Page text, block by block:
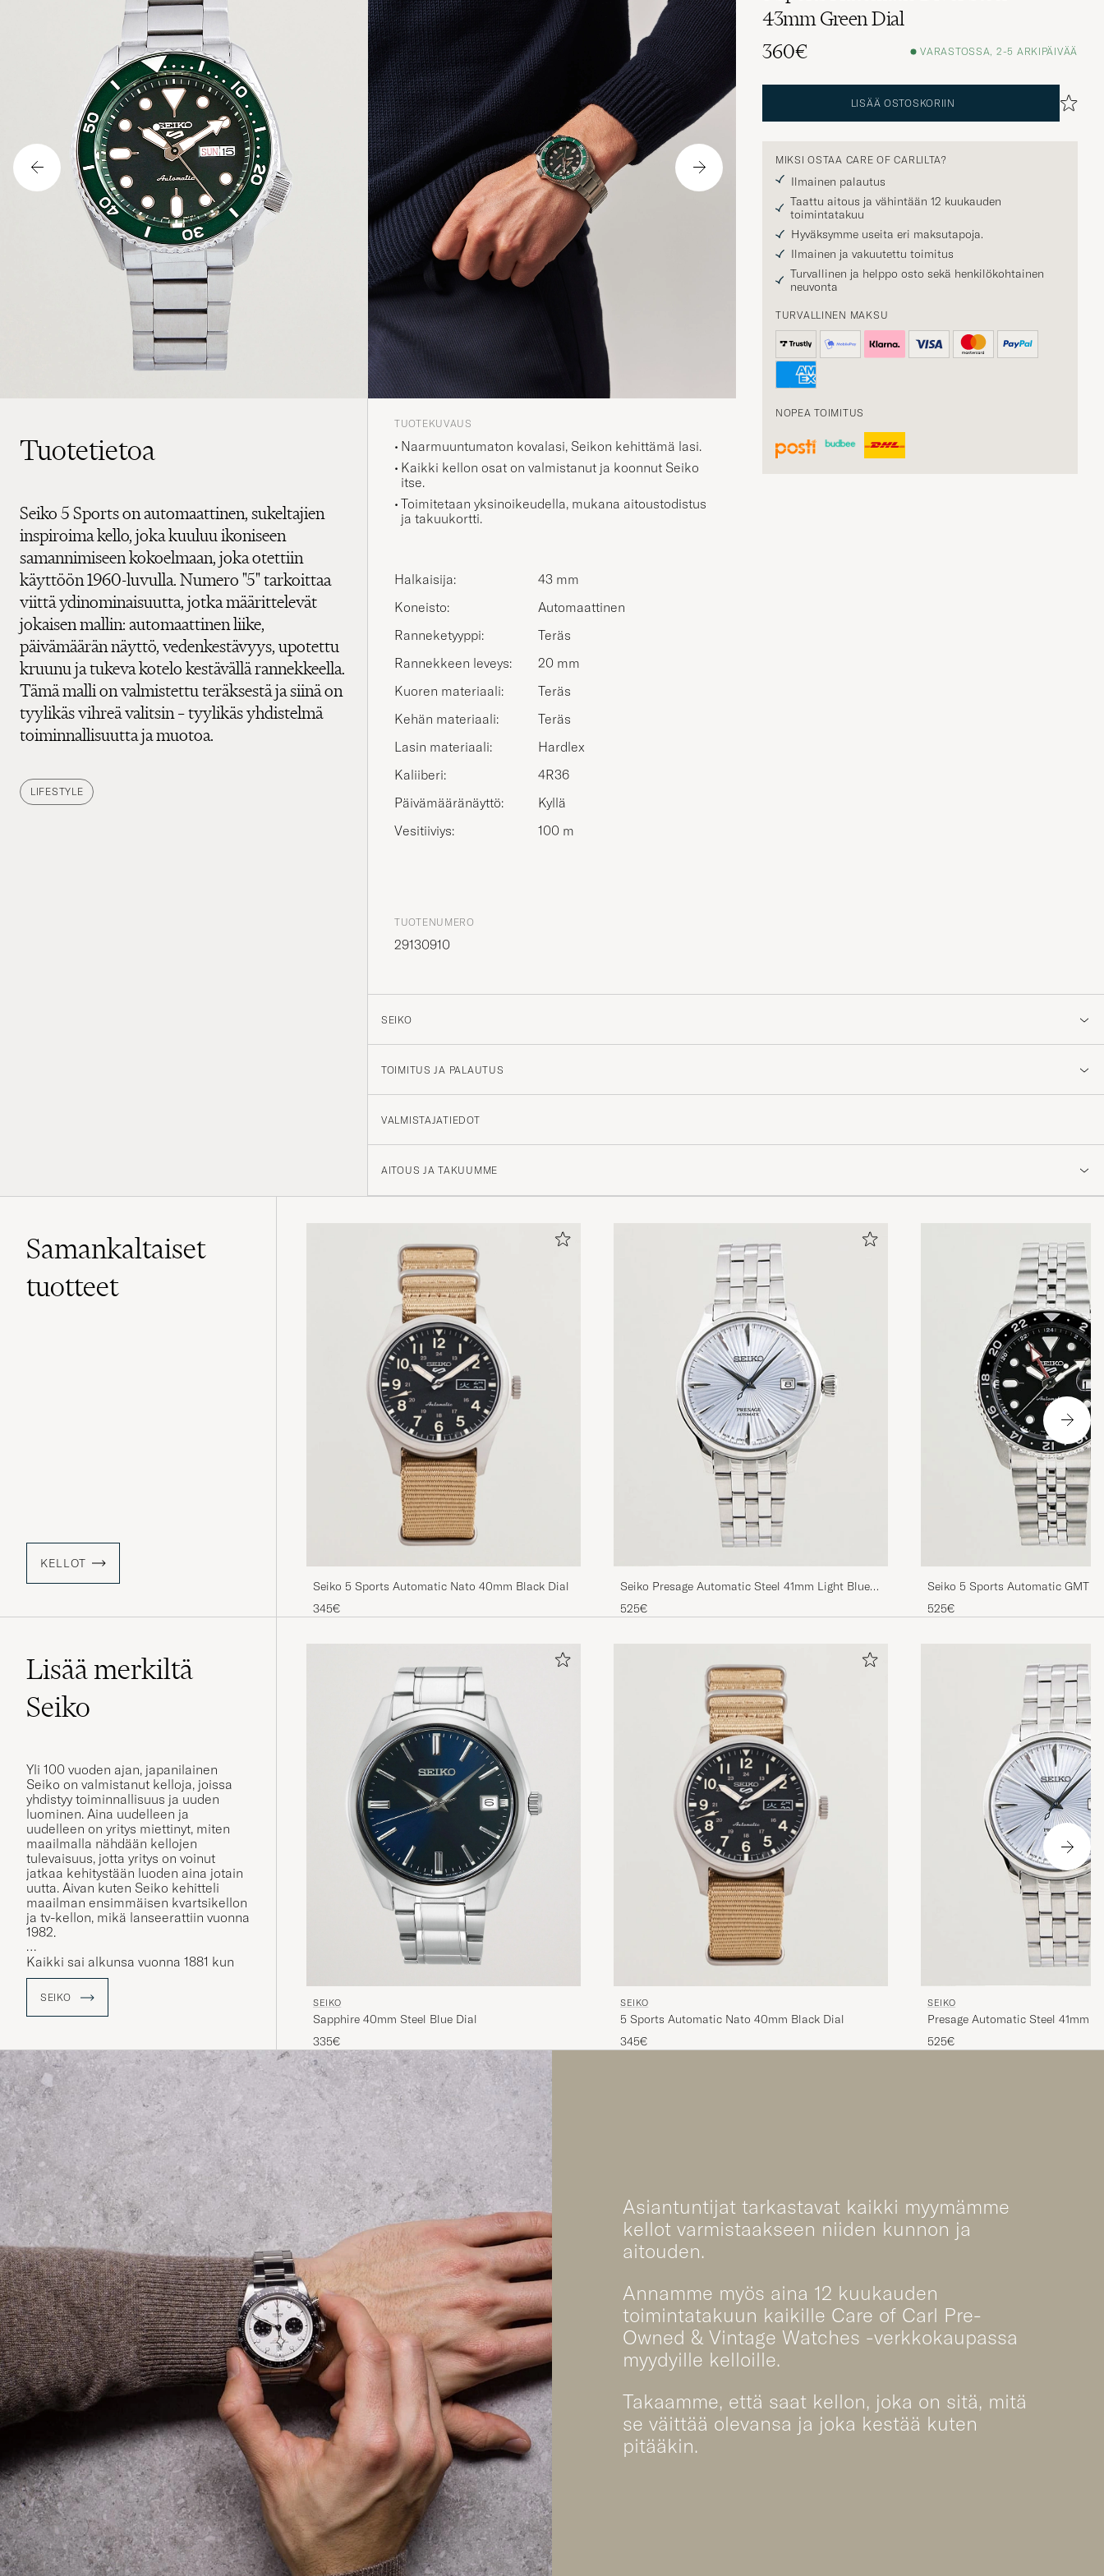
43mm Green Dial
360€
VARASTOSSA, 2-5 ARKIPÄIVÄÄ
LISÄÄ OSTOSKORIIN
MIKSI OSTAA CARE OF CARLILTA?
Ilmainen palautus
Taattu aitous ja vähintään 12 kuukauden
toimintatakuu
Hyväksymme useita eri maksutapoja.
Ilmainen ja vakuutettu toimitus
Turvallinen ja helppo osto sekä henkilökohtainen
neuvonta
TURVALLINEN MAKSU
NOPEA TOIMITUS
Tuotetietoa
Seiko 5 Sports on automaattinen, sukeltajien
inspiroima kello, joka kuuluu ikoniseen
samannimiseen kokoelmaan, joka otettiin
käyttöön 1960-luvulla. Numero "5" tarkoittaa
viittä ydinominaisuutta, jotka määrittelevät
jokaisen mallin: automaattinen liike,
päivämäärän näyttö, vedenkestävyys, upotettu
kruunu ja tukeva kotelo kestävällä rannekkeella.
Tämä malli on valmistettu teräksestä ja siinä on
tyylikäs vihreä valitsin – tyylikäs yhdistelmä
toiminnallisuutta ja muotoa.
LIFESTYLE
TUOTEKUVAUS
Naarmuuntumaton kovalasi, Seikon kehittämä lasi.
Kaikki kellon osat on valmistanut ja koonnut Seiko
itse.
Toimitetaan yksinoikeudella, mukana aitoustodistus
ja takuukortti.
Halkaisija:
43 mm
Koneisto:
Automaattinen
Ranneketyyppi:
Teräs
Rannekkeen leveys:
20 mm
Kuoren materiaali:
Teräs
Kehän materiaali:
Teräs
Lasin materiaali:
Hardlex
Kaliiberi:
4R36
Päivämääränäyttö:
Kyllä
Vesitiiviys:
100 m
TUOTENUMERO
29130910
SEIKO
TOIMITUS JA PALAUTUS
VALMISTAJATIEDOT
AITOUS JA TAKUUMME
Samankaltaiset
tuotteet
KELLOT
Seiko 5 Sports Automatic Nato 40mm Black Dial
345€
Seiko Presage Automatic Steel 41mm Light Blue
Dial
525€
Seiko 5 Sports Automatic GMT
Black Dial
525€
Lisää merkiltä
Seiko
Yli 100 vuoden ajan, japanilainen
Seiko on valmistanut kelloja, joissa
yhdistyy toiminnallisuus ja uuden
luominen. Aina uudelleen ja
uudelleen on yritys miettinyt, miten
maailmalla nähdään kellojen
tulevaisuus, jotta yritys on voinut
jatkaa kehitystään luoden aina jotain
uutta. Aivan kuten Seiko kehitteli
maailman ensimmäisen kvartsikellon
ja tv-kellon, mikä lanseerattiin vuonna
1982.
Kaikki sai alkunsa vuonna 1881 kun
Kintaro Hattori oli ainoastaan 21
vuoden ikäinen ja hän avasi
kelloliikkeen Tokion keskustaan,
missä hän myi ja korjasi kelloja. Kun
vuoden ajan, alkoi hän valmistaa
kelloja omassa tehtaassa. Näin
pienestä liikkeestä kasvoi
kansainvälisesti tunnettu
kellovalmistaja Seiko.
SEIKO SEIKO
Sapphire 40mm Steel Blue Dial
335€
SEIKO
5 Sports Automatic Nato 40mm Black Dial
345€
SEIKO
Presage Automatic Steel 41mm
525€
Asiantuntijat tarkastavat kaikki myymämme
kellot varmistaakseen niiden kunnon ja
aitouden.
Annamme myös aina 12 kuukauden
toimintatakuun kaikille Care of Carl Pre-
Owned & Vintage Watches -verkkokaupassa
myydyille kelloille.
Takaamme, että saat kellon, joka on sitä, mitä
se väittää olevansa ja joka kestää kuten
pitääkin.